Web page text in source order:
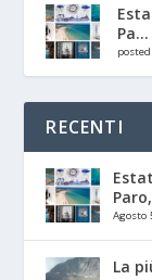
Pa...
posted
RECENTI
Agosto
La